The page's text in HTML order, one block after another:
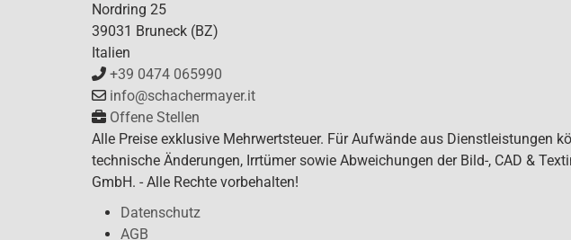
Nordring 25
39031 Bruneck (BZ)
Italien
+39 0474 065990
info@schachermayer.it
Offene Stellen
Alle Preise exklusive Mehrwertsteuer. Für Aufwände aus Dienstleistungen
technische Änderungen, Irrtümer sowie Abweichungen der Bild-, CAD &
GmbH. - Alle Rechte vorbehalten!
Datenschutz
AGB